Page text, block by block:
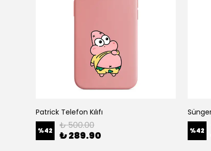
Patrick Telefon Kılıfı
%42 ₺ 500.00
₺ 289.90 %42